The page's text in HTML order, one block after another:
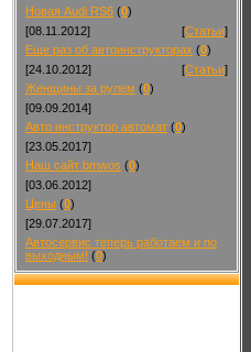
Новая Audi RS6 (0)
[08.11.2012]
[Статьи]
Еще раз об автоинструкторах (0)
[24.10.2012]
[Статьи]
Женщины за рулем (0)
[09.09.2014]
Авто инструктор автомат (0)
[23.05.2017]
Наш сайт bmwos (0)
[03.06.2012]
Цены (0)
[29.07.2017]
Автосервис теперь работаем и по
выходным! (0)